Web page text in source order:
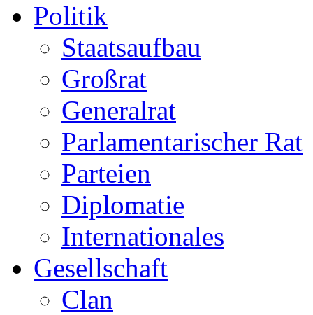
Politik
Staatsaufbau
Großrat
Generalrat
Parlamentarischer Rat
Parteien
Diplomatie
Internationales
Gesellschaft
Clan